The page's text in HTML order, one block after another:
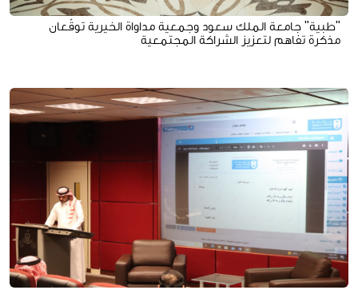
"طبية" جامعة الملك سعود وجمعية مداواة الخيرية توقّعان
مذكرة تفاهم لتعزيز الشراكة المجتمعية